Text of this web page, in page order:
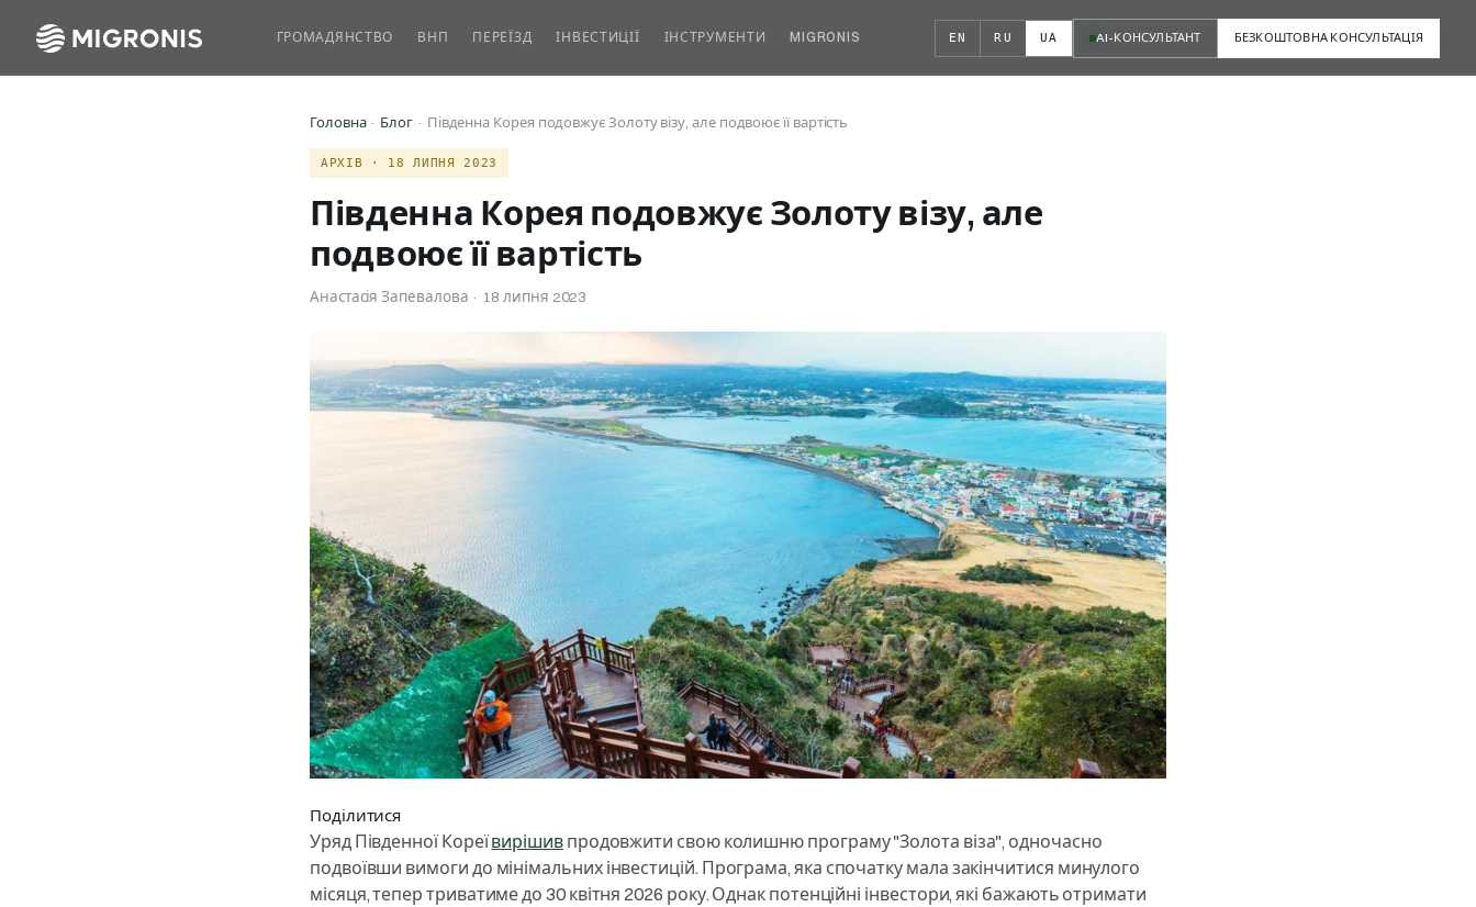
ГРОМАДЯНСТВО ВНП ПЕРЕЇЗД ІНВЕСТИЦІЇ ІНСТРУМЕНТИ MIGRONIS EN RU UA AI-КОНСУЛЬТАНТ БЕЗКОШТОВНА КОНСУЛЬТАЦІЯ
Головна· Блог· Південна Корея подовжує Золоту візу, але подвоює її вартість
АРХІВ · 18 ЛИПНЯ 2023
Південна Корея подовжує Золоту візу, але
подвоює її вартість
Анастасія Запевалова · 18 липня 2023
Поділитися
Уряд Південної Кореївирішивпродовжити свою колишню програму "Золота віза", одночасно
подвоївши вимоги до мінімальних інвестицій. Програма, яка спочатку мала закінчитися минулого
місяця, тепер триватиме до 30 квітня 2026 року. Однак потенційні інвестори, які бажають отримати